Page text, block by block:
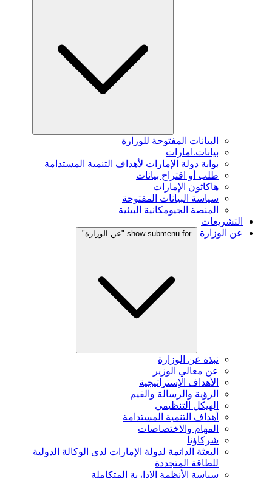
البيانات المفتوحة للوزارة
بيانات.امارات
بوابة دولة الإمارات لأهداف التنمية المستدامة
طلب أو اقتراح بيانات
هاكاثون الإمارات
سياسة البيانات المفتوحة
المنصة الجيومكانية البيئية
التشريعات
عن الوزارة
show submenu for "عن الوزارة"
نبذة عن الوزارة
عن معالي الوزير
الأهداف الإستراتيجية
الرؤية والرسالة والقيم
الهيكل التنظيمي
أهداف التنمية المستدامة
المهام والاختصاصات
شركاؤنا
البعثة الدائمة لدولة الإمارات لدى الوكالة الدولية
للطاقة المتجددة
سياسة الأنظمة الإدارية المتكاملة